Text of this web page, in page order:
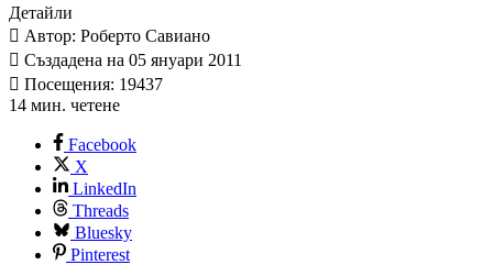
Детайли
Автор: Роберто Савиано
Създадена на 05 януари 2011
Посещения: 19437
14 мин. четене
Facebook
X
LinkedIn
Threads
Bluesky
Pinterest